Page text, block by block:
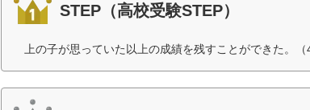
STEP（高校受験STEP）
上の子が思っていた以上の成績を残すことができた。（